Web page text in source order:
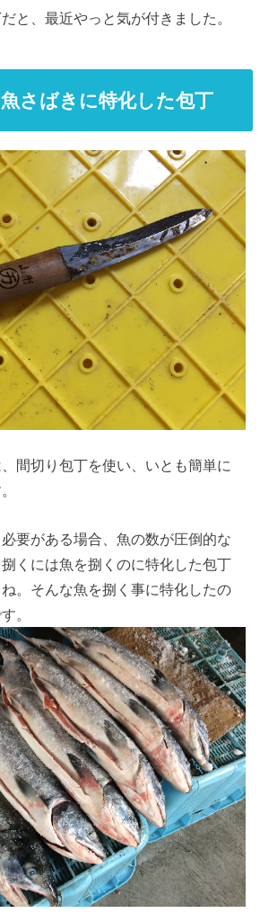
と、最近やっと気が付きました。
さばきに特化した包丁
間切り包丁を使い、いとも簡単に
要がある場合、魚の数が圧倒的な
くには魚を捌くのに特化した包丁
。そんな魚を捌く事に特化したの
。